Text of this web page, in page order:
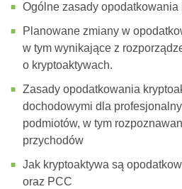
Ogólne zasady
Planowane zmiany w
w tym wynikające z
o kryptoaktywach.
Zasady opodatkowania
dochodowymi dla
podmiotów, w tym
przychodów
Jak kryptoaktywa są
oraz PCC